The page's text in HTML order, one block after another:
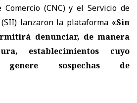
Comercio (CNC) y el Servicio de
lanzaron la plataforma «Sin
denunciar, de manera
establecimientos cuyo
genere sospechas de